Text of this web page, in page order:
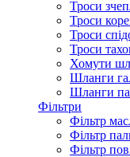
Троси
Троси
Троси
Троси
Хомути
Шланги
Шланги
Фільтри
Фільтр
Фільтр
Фільтр